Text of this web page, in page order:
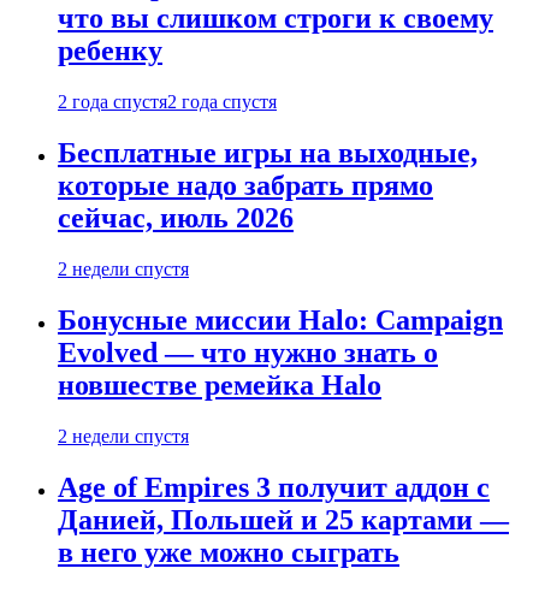
что вы слишком строги к своему
ребенку
2 года спустя2 года спустя
Бесплатные игры на выходные,
которые надо забрать прямо
сейчас, июль 2026
2 недели спустя
Бонусные миссии Halo: Campaign
Evolved — что нужно знать о
новшестве ремейка Halo
2 недели спустя
Age of Empires 3 получит аддон с
Данией, Польшей и 25 картами —
в него уже можно сыграть